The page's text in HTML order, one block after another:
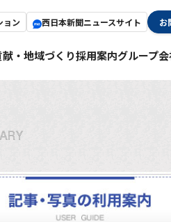
ョン 西日本新聞ニュースサイト お
・地域づくり採用案内グループ